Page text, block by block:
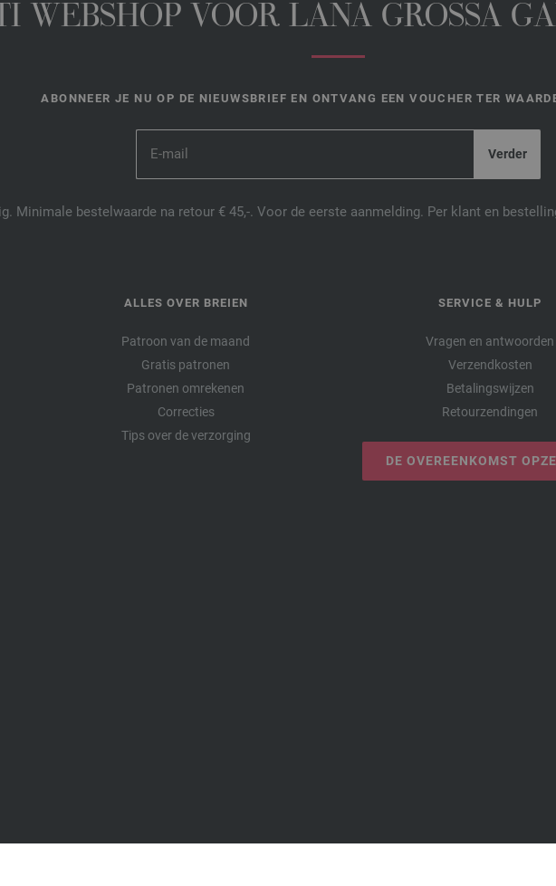
WEBSHOP VOOR LANA GROSSA
ABONNEER JE NU OP DE NIEUWSBRIEF EN ONTVANG EEN VOUCHER TER
Minimale bestelwaarde na retour € 45,-. Voor de eerste aanmelding. Per klant en
ALLES OVER BREIEN
Patroon van de maand
Gratis patronen
Patronen omrekenen
Correcties
Tips over de verzorging
SERVICE & HULP
Vragen en antwoorden
Verzendkosten
Betalingswijzen
Retourzendingen
DE OVEREENKOMST